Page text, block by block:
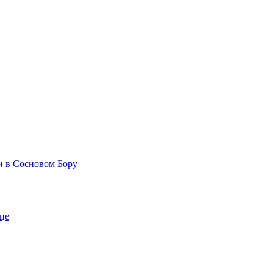
в Сосновом Бору